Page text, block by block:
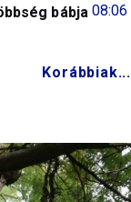
08:06
bábja
Korábbiak...